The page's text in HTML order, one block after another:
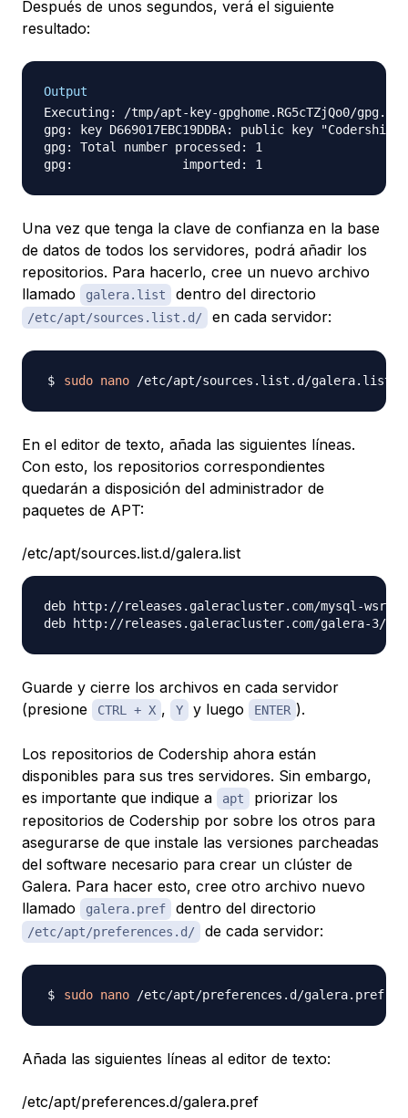
Después de unos segundos, verá el siguiente
resultado:
Output
Executing: /tmp/apt-key-gpghome.RG5cTZjQo0/
gpg: key D669017EBC19DDBA: public key
gpg: Total number processed: 1
Una vez que tenga la clave de confianza en la base
de datos de todos los servidores, podrá añadir los
repositorios. Para hacerlo, cree un nuevo archivo
llamado
galera.list dentro del directorio
/etc/apt/sources.list.d/ en cada servidor:
sudo nano
En el editor de texto, añada las siguientes líneas.
Con esto, los repositorios correspondientes
quedarán a disposición del administrador de
paquetes de APT:
/etc/apt/sources.list.d/galera.list
deb http://releases.galeracluster.com/mysql-
Guarde y cierre los archivos en cada servidor
(presione
CTRL + X , Y y luego ENTER ).
Los repositorios de Codership ahora están
disponibles para sus tres servidores. Sin embargo,
es importante que indique a
apt
priorizar los
repositorios de Codership por sobre los otros para
asegurarse de que instale las versiones parcheadas
del software necesario para crear un clúster de
Galera. Para hacer esto, cree otro archivo nuevo
llamado
galera.pref dentro del directorio
/etc/apt/preferences.d/ de cada servidor:
sudo nano
Añada las siguientes líneas al editor de texto:
/etc/apt/preferences.d/galera.pref